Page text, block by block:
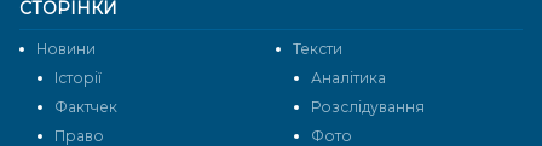
СТОРІНКИ
Новини
Тексти
Історії
Аналітика
Фактчек
Розслідування
Право
Фото